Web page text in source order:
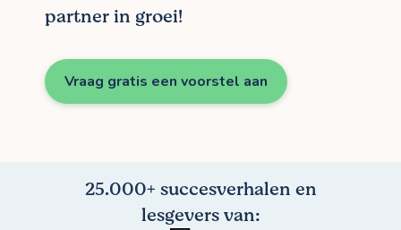
partner in groei!
Vraag gratis een voorstel aan
25.000+ succesverhalen en
lesgevers van: